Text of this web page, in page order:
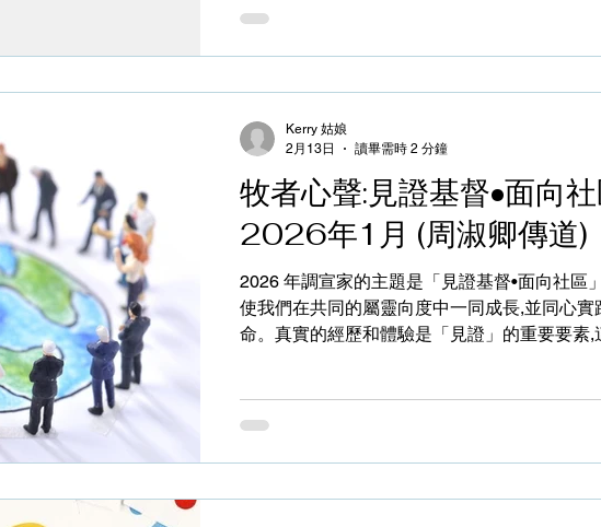
個年青人，因為急需用錢，詐騙了母親的金錢
越講越多，到完全失去了母親的信任，關係也
謀的惡，只是小惡，沒有想到差之毫厘就謬以千里
什麼會謀惡? 原因可以很多，這裡我只提常見
人的提醒：面對惡人惡事，都不要心懷不平，
圖謀惡事、甚至行惡(詩 37:1,7,8)；世界多惡人
越發達，我們知道的惡就越多，因此也越容易
惡念？不經不覺也謀起惡來? 與其禁戒謀惡，
善。謀善的可以賺到(win)慈愛和誠實(信任，
牧者心聲:見證基督•面向
2026年1月 (周淑卿傳道)
2026 年調宣家的主題是「見證基督•面向社區
使我們在共同的屬靈向度中一同成長,並同心實
命。真實的經歷和體驗是「見證」的重要要素,
同解決社區問題,為要改善社區生活質素。社區
Kerry 姑娘
2月13日
讀畢需時 2 分鐘